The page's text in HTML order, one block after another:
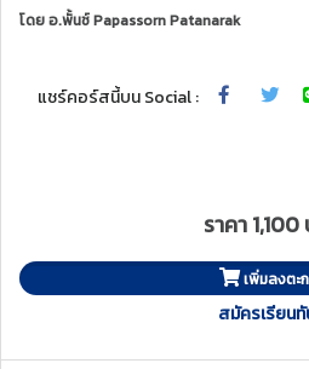
โดยอ.พั้นช์ Papassorn Patanarak
แชร์คอร์สนี้บน Social :
ราคา 1,100
เพิ่มลงตะ
สมัครเรียน